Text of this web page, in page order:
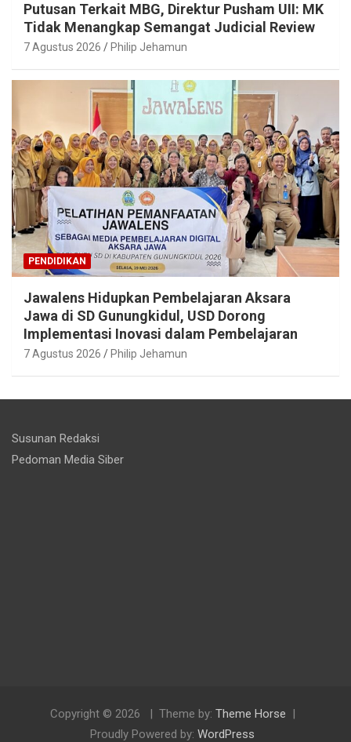
Putusan Terkait MBG, Direktur Pusham UII: MK
Tidak Menangkap Semangat Judicial Review
7 Agustus 2026 Philip Jehamun
PENDIDIKAN
Jawalens Hidupkan Pembelajaran Aksara
Jawa di SD Gunungkidul, USD Dorong
Implementasi Inovasi dalam Pembelajaran
7 Agustus 2026 Philip Jehamun
Susunan Redaksi
Pedoman Media Siber
Copyright © 2026 Theme by: Theme Horse
Proudly Powered by: WordPress